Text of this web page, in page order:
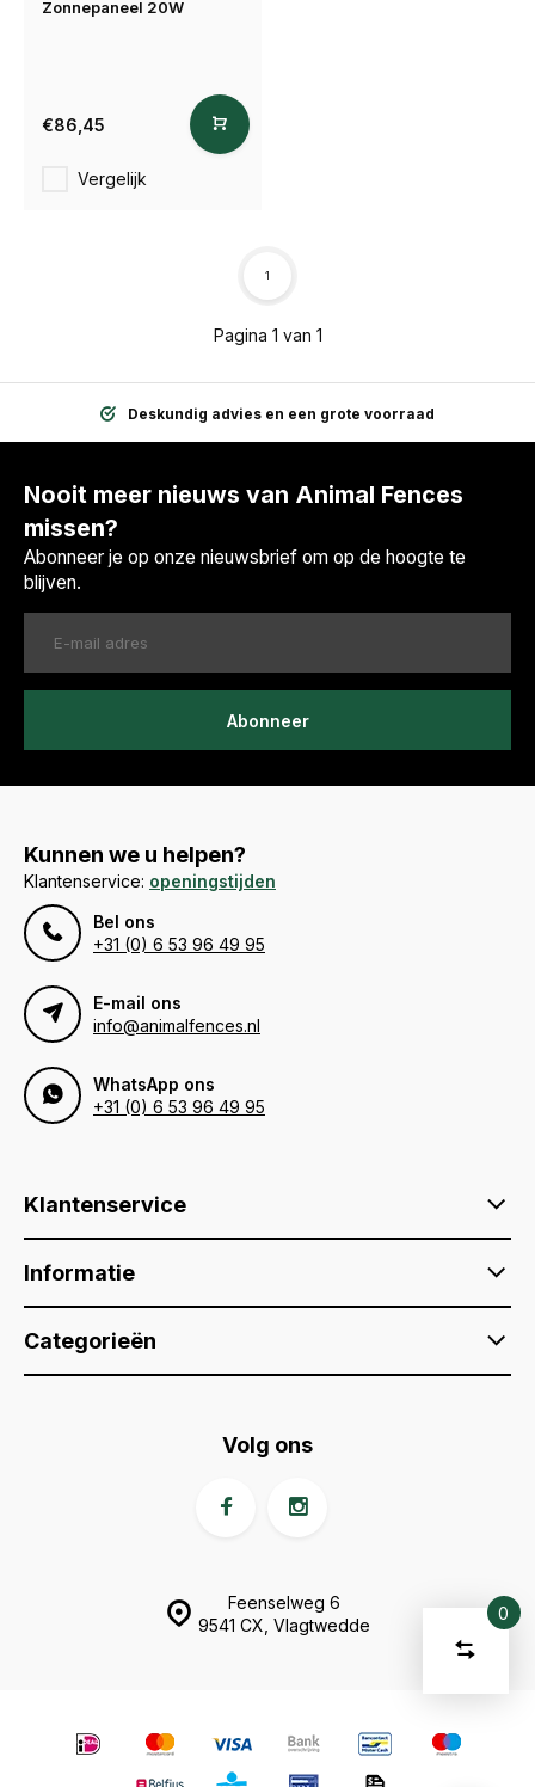
Zonnepaneel 20W
€86,45
Vergelijk
Pagina 1 van 1
1
Deskundig advies en een grote voorraad
Nooit meer nieuws van Animal Fences
missen?
Abonneer je op onze nieuwsbrief om op de hoogte te
blijven.
Abonneer
Kunnen we u helpen?
Klantenservice: openingstijden
Bel ons
+31 (0) 6 53 96 49 95
E-mail ons
info@animalfences.nl
WhatsApp ons
+31 (0) 6 53 96 49 95
Klantenservice
Informatie
Categorieën
Feenselweg 6
9541 CX, Vlagtwedde
Volg ons
0
Vergelijk
Verwijder
U
geen
artikelen
Start